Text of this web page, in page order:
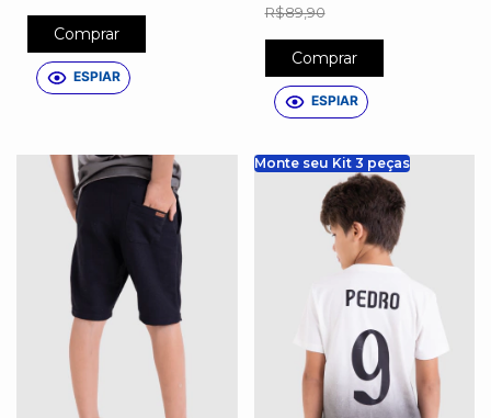
Comprar
ESPIAR
R$89,90
Comprar
ESPIAR
Monte seu Kit 3 peças